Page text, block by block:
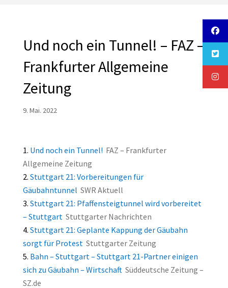
Und noch ein Tunnel! – FAZ –
Frankfurter Allgemeine
Zeitung
9. Mai. 2022
Und noch ein Tunnel! FAZ – Frankfurter
Allgemeine Zeitung
Stuttgart 21: Vorbereitungen für
Gäubahntunnel SWR Aktuell
Stuttgart 21: Pfaffensteigtunnel wird vorbereitet
– Stuttgart Stuttgarter Nachrichten
Stuttgart 21: Geplante Kappung der Gäubahn
sorgt für Protest Stuttgarter Zeitung
Bahn – Stuttgart – Stuttgart 21-Partner einigen
sich zu Gäubahn – Wirtschaft Süddeutsche Zeitung –
SZ.de